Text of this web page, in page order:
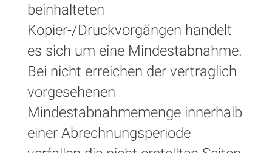
beinhalteten
Kopier-/Druckvorgängen handelt
es sich um eine Mindestabnahme.
Bei nicht erreichen der vertraglich
vorgesehenen
Mindestabnahmemenge innerhalb
einer Abrechnungsperiode